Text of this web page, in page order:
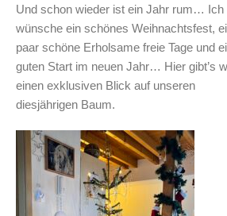
Und schon wieder ist ein Jahr rum… Ich
wünsche ein schönes Weihnachtsfest,
paar schöne Erholsame freie Tage und
guten Start im neuen Jahr… Hier gibt’s
einen exklusiven Blick auf unseren
diesjährigen Baum.